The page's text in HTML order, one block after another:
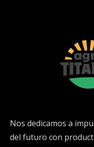
Nos dedicamos a
del futuro con